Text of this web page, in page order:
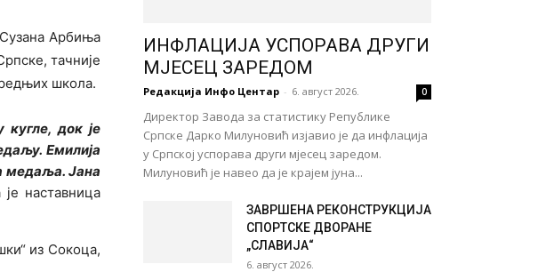
Арбиња
тачније
школа.
док је
Емилија
медаља. Јана
је наставница
из Сокоца,
ИНФЛАЦИЈА УСПОРАВА ДРУГИ
МЈЕСЕЦ ЗАРЕДОМ
Редакција Инфо Центар - 6. август 2026. 0
Директор Завода за статистику Републике
Српске Дарко Милуновић изјавио је да инфлација
у Српској успорава други мјесец заредом.
Милуновић је навео да је крајем јуна...
ЗАВРШЕНА РЕКОНСТРУКЦИЈА
СПОРТСКЕ ДВОРАНЕ
„СЛАВИЈА“
6. август 2026.